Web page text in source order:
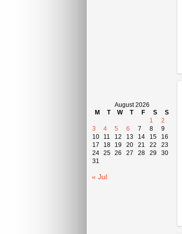
August 2026
M
T W T F S
S
1
2
3
4 5 6 7 8
9
10
11 12 13 14 15
16
17
18 19 20 21 22
23
24 25 26 27 28 29
30
31
« Jul